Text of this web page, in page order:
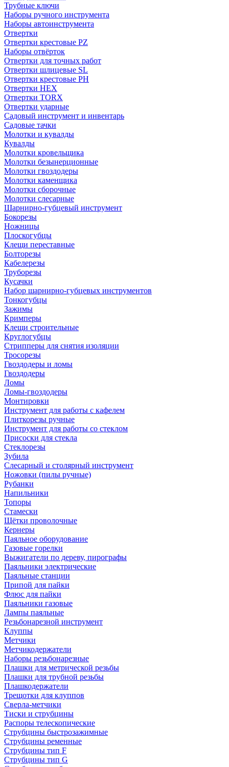
Трубные ключи
Наборы ручного инструмента
Наборы автоинструмента
Отвертки
Отвертки крестовые PZ
Наборы отвёрток
Отвертки для точных работ
Отвертки шлицевые SL
Отвертки крестовые PH
Отвертки HEX
Отвертки TORX
Отвертки ударные
Садовый инструмент и инвентарь
Садовые тачки
Молотки и кувалды
Кувалды
Молотки кровельщика
Молотки безынерционные
Молотки гвоздодеры
Молотки каменщика
Молотки сборочные
Молотки слесарные
Шарнирно-губцевый инструмент
Бокорезы
Ножницы
Плоскогубцы
Клещи переставные
Болторезы
Кабелерезы
Труборезы
Кусачки
Набор шарнирно-губцевых инструментов
Тонкогубцы
Зажимы
Кримперы
Клещи строительные
Круглогубцы
Стрипперы для снятия изоляции
Тросорезы
Гвоздодеры и ломы
Гвоздодеры
Ломы
Ломы-гвоздодеры
Монтировки
Инструмент для работы с кафелем
Плиткорезы ручные
Инструмент для работы со стеклом
Присоски для стекла
Стеклорезы
Зубила
Слесарный и столярный инструмент
Ножовки (пилы ручные)
Рубанки
Напильники
Топоры
Стамески
Щётки проволочные
Кернеры
Паяльное оборудование
Газовые горелки
Выжигатели по дереву, пирографы
Паяльники электрические
Паяльные станции
Припой для пайки
Флюс для пайки
Паяльники газовые
Лампы паяльные
Резьбонарезной инструмент
Клуппы
Метчики
Метчикодержатели
Наборы резьбонарезные
Плашки для метрической резьбы
Плашки для трубной резьбы
Плашкодержатели
Трещотки для клуппов
Сверла-метчики
Тиски и струбцины
Распоры телескопические
Струбцины быстрозажимные
Струбцины ременные
Струбцины тип F
Струбцины тип G